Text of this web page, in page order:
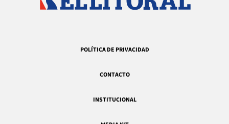
POLÍTICA DE PRIVACIDAD
CONTACTO
INSTITUCIONAL